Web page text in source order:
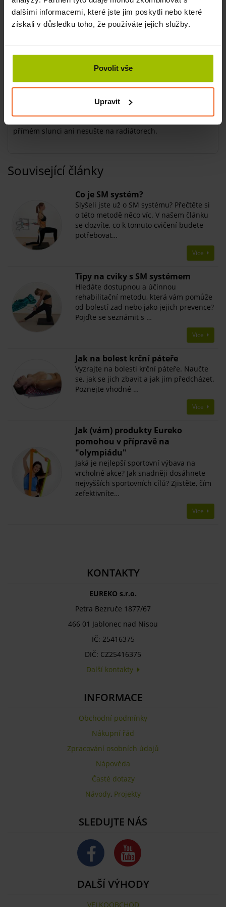
dalšími informacemi, které jste jim poskytli nebo které
získali v důsledku toho, že používáte jejich služby.
Povolit vše
Upravit
cvičení s nohou položenou na balanční podložce nebo
vkleče
Aby vám balanční podložka dlouho a
dodržujte následující pravidla:
Skladujte v suchu a při pokojové teplotě. Nenechávejte na
přímém slunci ani nesušte na radiátorech.
Související články
Co je SM systém?
Slyšeli jste už o SM systému? Přečtěte si
o této metodě něco víc. V našem článku
se dozvíte, co k tomuto cvičení budete
potřebovat…
Více
Tipy na cviky s SM systémem
Hledáte dostupnou a účinnou
rehabilitační metodu, která vám pomůže
od bolestí zad nebo jako jejich prevence?
Pojďte se seznámit s …
Více
Jak na bolest krční páteře
Vyzrajte na bolesti krční páteře. Naučte
se, jak se jich zbavit a jak jim předcházet.
Poznejte vhodné …
Více
Jak (vám) produkty Eureko
pomohou v přípravě na
"olympiádu"
Jaká je nejlepší sportovní výbava na
vrcholné akce? Jak snadněji dosáhnete
nejvyšších sportovních cílů? Zjistěte, čím
zefektivníte…
Více
KONTAKTY
EUREKO s.r.o.
Petra Bezruče 1877/67
466 01 Jablonec nad Nisou
IČ: 25416375
DIČ: CZ25416375
Další kontakty
INFORMACE
Obchodní podmínky
Nákupní řád
Zpracování osobních údajů
Nápověda
Časté dotazy
Návody, Projekty
SLEDUJTE NÁS
DALŠÍ VÝHODY
VELKOOBCHOD